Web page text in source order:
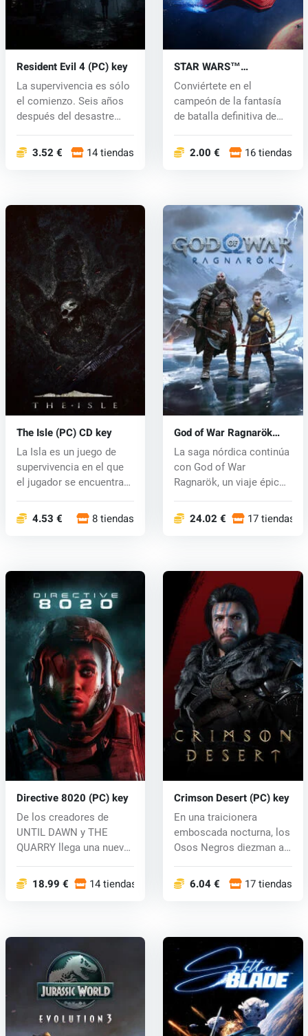
Resident Evil 4 (PC) key
La supervivencia es sólo
el comienzo. Seis años
después del desastre
3.52 € 14 tiendas
STAR WARS™
Battlefront™ II (PC) key
Conviértete en el
campeón de la fantasía
de batalla definitiva de
2.00 € 16 tiendas
The Isle (PC) CD key
La Isla es un juego de
supervivencia en el que
el jugador se encuentra
4.53 € 8 tiendas
God of War Ragnarök
(PC) key
La saga nórdica continúa
con God of War
Ragnarök, un viaje épico
24.02 € 17 tiendas
Directive 8020 (PC) key
De los creadores de
UNTIL DAWN y THE
QUARRY llega una nueva
18.99 € 14 tiendas
Crimson Desert (PC) key
En una traicionera
emboscada nocturna, los
Osos Negros diezman a
6.04 € 17 tiendas